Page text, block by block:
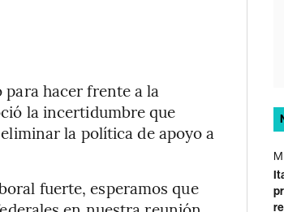
hacer frente a la
la incertidumbre que
la política de apoyo a
fuerte, esperamos que